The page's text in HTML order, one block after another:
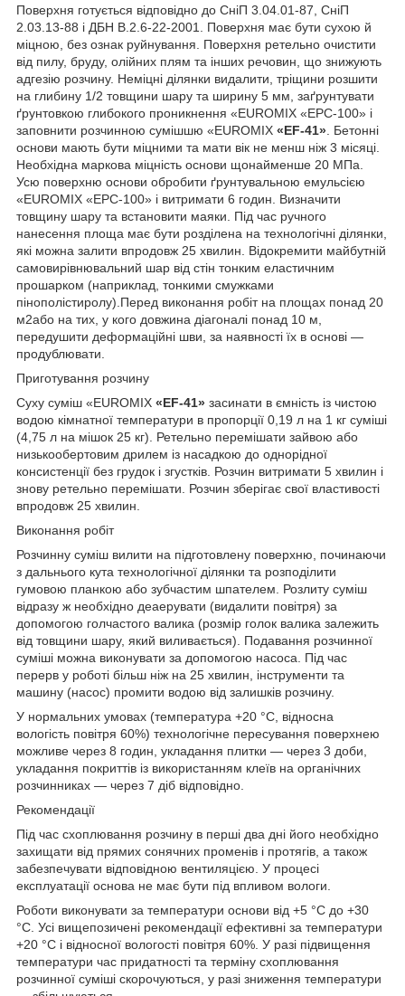
Поверхня готується відповідно до СніП 3.04.01-87, СніП
2.03.13-88 і ДБН В.2.6-22-2001. Поверхня має бути сухою й
міцною, без ознак руйнування. Поверхня ретельно очистити
від пилу, бруду, олійних плям та інших речовин, що знижують
адгезію розчину. Неміцні ділянки видалити, тріщини розшити
на глибину 1/2 товщини шару та ширину 5 мм, заґрунтувати
ґрунтовкою глибокого проникнення «EUROMIX «EPC-100» і
заповнити розчинною сумішшю «EUROMIX «EF-41» . Бетонні
основи мають бути міцними та мати вік не менш ніж 3 місяці.
Необхідна маркова міцність основи щонайменше 20 МПа.
Усю поверхню основи обробити ґрунтувальною емульсією
«EUROMIX «EРС-100» і витримати 6 годин. Визначити
товщину шару та встановити маяки. Під час ручного
нанесення площа має бути розділена на технологічні ділянки,
які можна залити впродовж 25 хвилин. Відокремити майбутній
самовирівнювальний шар від стін тонким еластичним
прошарком (наприклад, тонкими смужками
пінополістиролу).Перед виконання робіт на площах понад 20
м2або на тих, у кого довжина діагоналі понад 10 м,
передушити деформаційні шви, за наявності їх в основі —
продублювати.
Приготування розчину
Суху суміш «EUROMIX «EF-41» засинати в ємність із чистою
водою кімнатної температури в пропорції 0,19 л на 1 кг суміші
(4,75 л на мішок 25 кг). Ретельно перемішати зайвою або
низькообертовим дрилем із насадкою до однорідної
консистенції без грудок і згустків. Розчин витримати 5 хвилин і
знову ретельно перемішати. Розчин зберігає свої властивості
впродовж 25 хвилин.
Виконання робіт
Розчинну суміш вилити на підготовлену поверхню, починаючи
з дальнього кута технологічної ділянки та розподілити
гумовою планкою або зубчастим шпателем. Розлиту суміш
відразу ж необхідно деаерувати (видалити повітря) за
допомогою голчастого валика (розмір голок валика залежить
від товщини шару, який виливається). Подавання розчинної
суміші можна виконувати за допомогою насоса. Під час
перерв у роботі більш ніж на 25 хвилин, інструменти та
машину (насос) промити водою від залишків розчину.
У нормальних умовах (температура +20 °C, відносна
вологість повітря 60%) технологічне пересування поверхнею
можливе через 8 годин, укладання плитки — через 3 доби,
укладання покриттів із використанням клеїв на органічних
розчинниках — через 7 діб відповідно.
Рекомендації
Під час схоплювання розчину в перші два дні його необхідно
захищати від прямих сонячних променів і протягів, а також
забезпечувати відповідною вентиляцією. У процесі
експлуатації основа не має бути під впливом вологи.
Роботи виконувати за температури основи від +5 °C до +30
°C. Усі вищепозичені рекомендації ефективні за температури
+20 °C і відносної вологості повітря 60%. У разі підвищення
температури час придатності та терміну схоплювання
розчинної суміші скорочуються, у разі зниження температури